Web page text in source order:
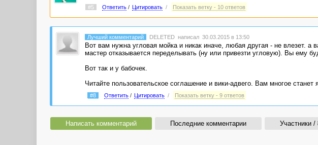
#5 Ответить/ Цитировать / Показать ветку - 10 ответов
Лучший комментарий DELETED написал 30.03.2015 в 13:50
Вот вам нужна угловая мойка и никак иначе, любая другая - не влезет.
мастер отказывается переделывать (ну или привезти угловую). Вы ему
Вот так и у бабочек.
Читайте пользовательское соглашение и вики-адвего. Вам многое станет
#8 Ответить/ Цитировать / Показать ветку - 9 ответов
Написать комментарий Последние комментарии Участники /